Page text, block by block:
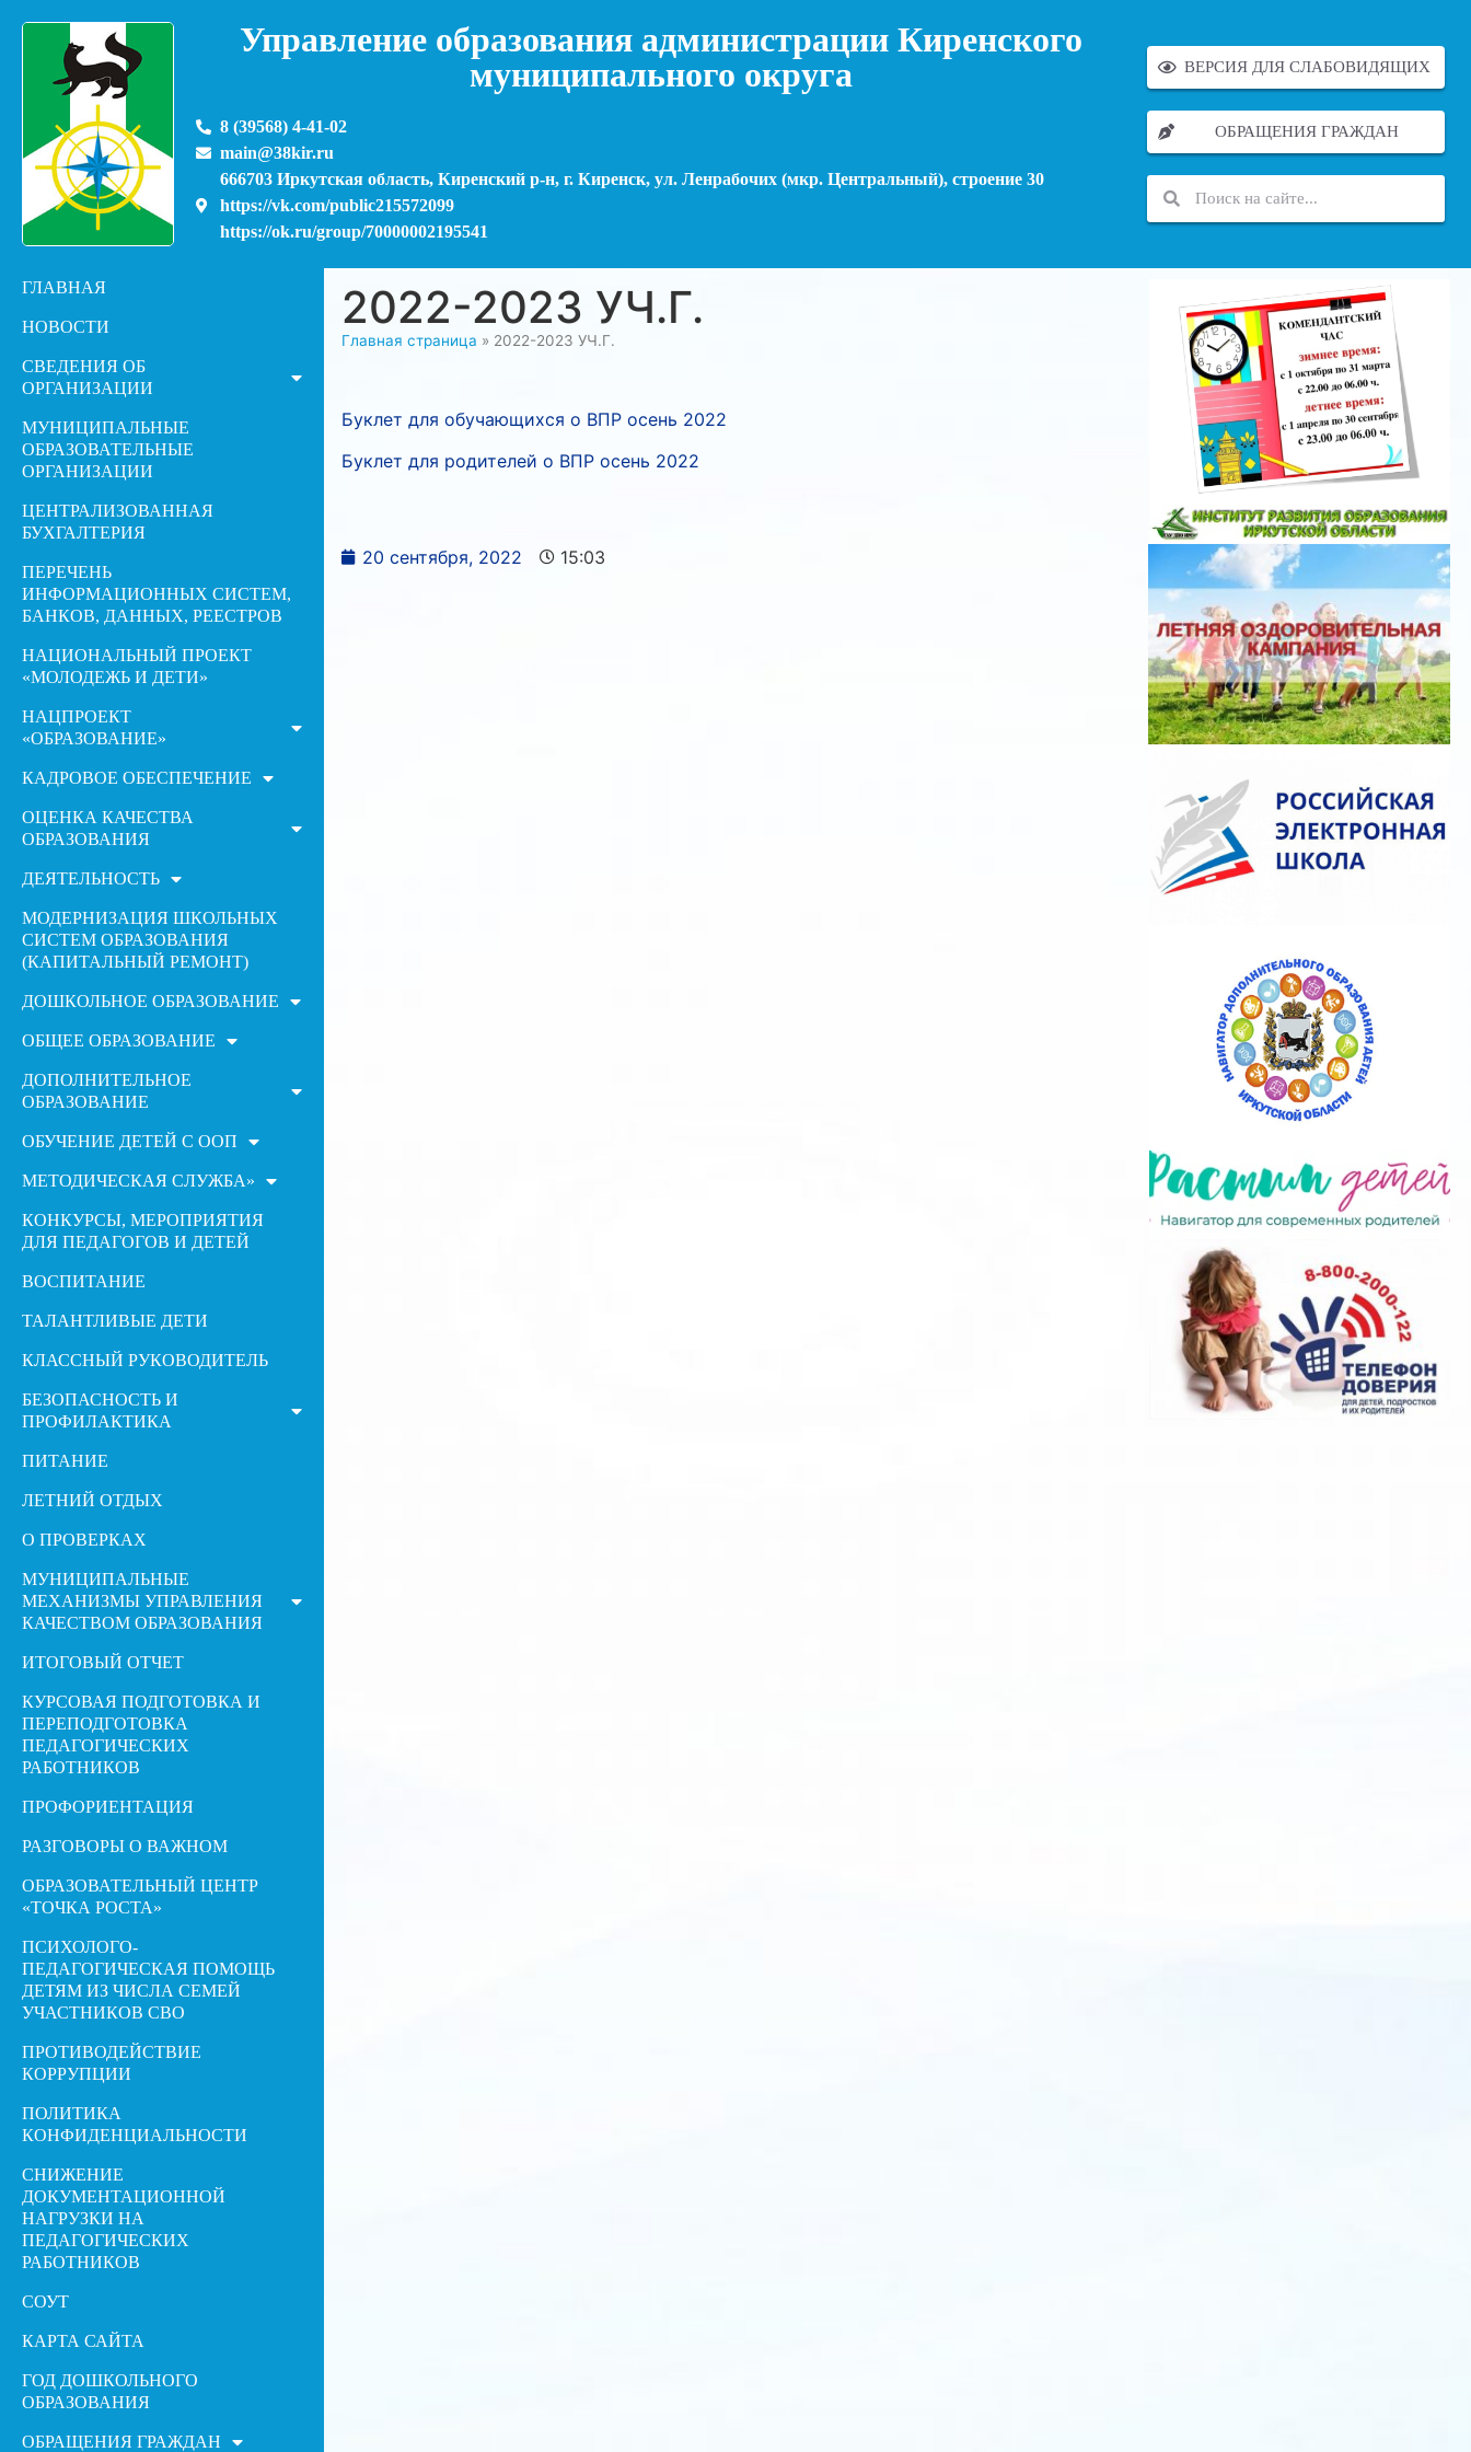
Управление образования администрации Киренского
муниципального округа
8 (39568) 4-41-02
main@38kir.ru
666703 Иркутская область, Киренский р-н, г. Киренск, ул. Ленрабочих (мкр. Центральный), строение 30
https://vk.com/public215572099
https://ok.ru/group/70000002195541
ВЕРСИЯ ДЛЯ СЛАБОВИДЯЩИХ
ОБРАЩЕНИЯ ГРАЖДАН
ГЛАВНАЯ
НОВОСТИ
СВЕДЕНИЯ ОБ
ОРГАНИЗАЦИИ
МУНИЦИПАЛЬНЫЕ
ОБРАЗОВАТЕЛЬНЫЕ
ОРГАНИЗАЦИИ
ЦЕНТРАЛИЗОВАННАЯ
БУХГАЛТЕРИЯ
ПЕРЕЧЕНЬ
ИНФОРМАЦИОННЫХ СИСТЕМ,
БАНКОВ, ДАННЫХ, РЕЕСТРОВ
НАЦИОНАЛЬНЫЙ ПРОЕКТ
«МОЛОДЕЖЬ И ДЕТИ»
НАЦПРОЕКТ
«ОБРАЗОВАНИЕ»
КАДРОВОЕ ОБЕСПЕЧЕНИЕ
ОЦЕНКА КАЧЕСТВА
ОБРАЗОВАНИЯ
ДЕЯТЕЛЬНОСТЬ
МОДЕРНИЗАЦИЯ ШКОЛЬНЫХ
СИСТЕМ ОБРАЗОВАНИЯ
(КАПИТАЛЬНЫЙ РЕМОНТ)
ДОШКОЛЬНОЕ ОБРАЗОВАНИЕ
ОБЩЕЕ ОБРАЗОВАНИЕ
ДОПОЛНИТЕЛЬНОЕ
ОБРАЗОВАНИЕ
ОБУЧЕНИЕ ДЕТЕЙ С ООП
МЕТОДИЧЕСКАЯ СЛУЖБА»
КОНКУРСЫ, МЕРОПРИЯТИЯ
ДЛЯ ПЕДАГОГОВ И ДЕТЕЙ
ВОСПИТАНИЕ
ТАЛАНТЛИВЫЕ ДЕТИ
КЛАССНЫЙ РУКОВОДИТЕЛЬ
БЕЗОПАСНОСТЬ И
ПРОФИЛАКТИКА
ПИТАНИЕ
ЛЕТНИЙ ОТДЫХ
О ПРОВЕРКАХ
МУНИЦИПАЛЬНЫЕ
МЕХАНИЗМЫ УПРАВЛЕНИЯ
КАЧЕСТВОМ ОБРАЗОВАНИЯ
ИТОГОВЫЙ ОТЧЕТ
КУРСОВАЯ ПОДГОТОВКА И
ПЕРЕПОДГОТОВКА
ПЕДАГОГИЧЕСКИХ
РАБОТНИКОВ
ПРОФОРИЕНТАЦИЯ
РАЗГОВОРЫ О ВАЖНОМ
ОБРАЗОВАТЕЛЬНЫЙ ЦЕНТР
«ТОЧКА РОСТА»
ПСИХОЛОГО-
ПЕДАГОГИЧЕСКАЯ ПОМОЩЬ
ДЕТЯМ ИЗ ЧИСЛА СЕМЕЙ
УЧАСТНИКОВ СВО
ПРОТИВОДЕЙСТВИЕ
КОРРУПЦИИ
ПОЛИТИКА
КОНФИДЕНЦИАЛЬНОСТИ
СНИЖЕНИЕ
ДОКУМЕНТАЦИОННОЙ
НАГРУЗКИ НА
ПЕДАГОГИЧЕСКИХ
РАБОТНИКОВ
СОУТ
КАРТА САЙТА
ГОД ДОШКОЛЬНОГО
ОБРАЗОВАНИЯ
ОБРАЩЕНИЯ ГРАЖДАН
2022-2023 УЧ.Г.
Главная страница » 2022-2023 УЧ.Г.
Буклет для обучающихся о ВПР осень 2022
Буклет для родителей о ВПР осень 2022
20 сентября, 2022 15:03